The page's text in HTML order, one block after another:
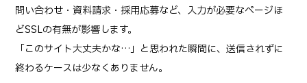
問い合わせ・資料請求・採用応募など、入力が必要なページほ
どSSLの有無が影響します。
「このサイト大丈夫かな…」と思われた瞬間に、送信されずに
終わるケースは少なくありません。